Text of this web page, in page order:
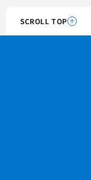
SCROLL TOP